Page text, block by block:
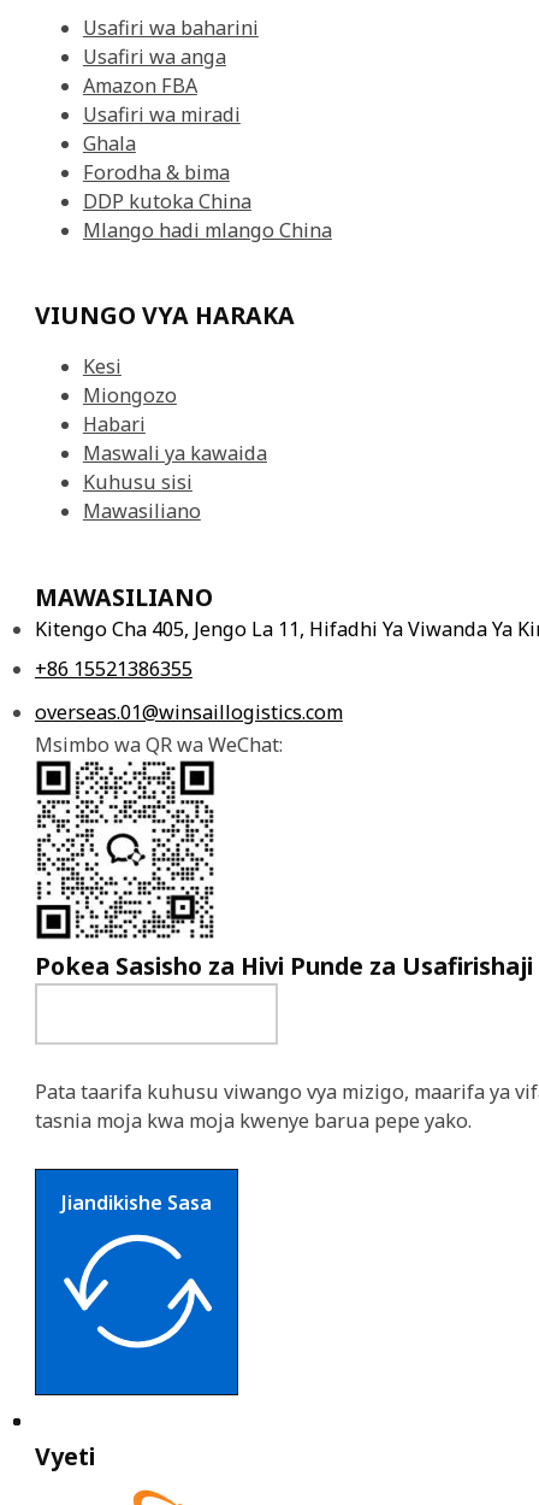
Usafiri wa baharini
Usafiri wa anga
Amazon FBA
Usafiri wa miradi
Ghala
Forodha & bima
DDP kutoka China
Mlango hadi mlango China
VIUNGO VYA HARAKA
Kesi
Miongozo
Habari
Maswali ya kawaida
Kuhusu sisi
Mawasiliano
MAWASILIANO
Kitengo Cha 405, Jengo La 11, Hifadhi Ya Viwanda Ya
+86 15521386355
overseas.01@winsaillogistics.com
Msimbo wa QR wa WeChat:
Pokea Sasisho za Hivi Punde za Usafirishaji
Pata taarifa kuhusu viwango vya mizigo, maarifa ya
tasnia moja kwa moja kwenye barua pepe yako.
Jiandikishe Sasa
Vyeti